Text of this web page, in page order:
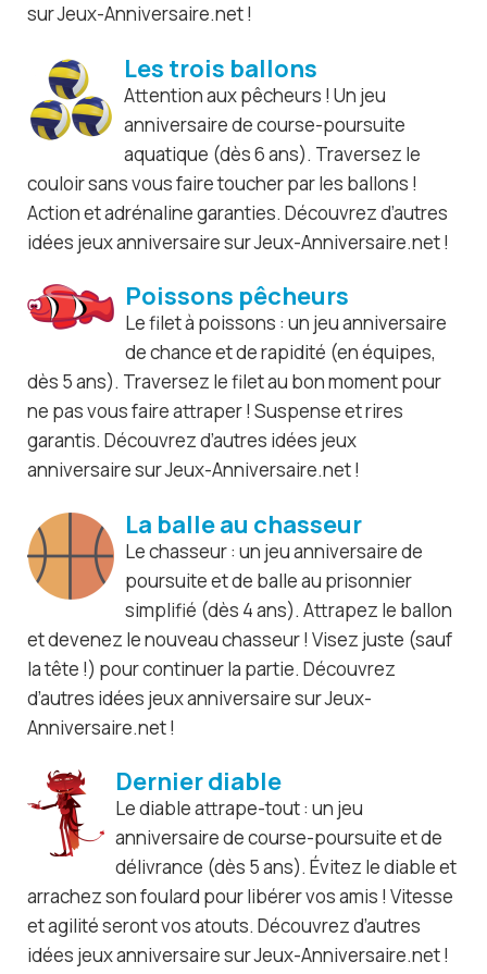
sur Jeux-Anniversaire.net !
Les trois ballons
Attention aux pêcheurs ! Un jeu
anniversaire de course-poursuite
aquatique (dès 6 ans). Traversez le
couloir sans vous faire toucher par les ballons !
Action et adrénaline garanties. Découvrez d’autres
idées jeux anniversaire sur Jeux-Anniversaire.net !
Poissons pêcheurs
Le filet à poissons : un jeu anniversaire
de chance et de rapidité (en équipes,
dès 5 ans). Traversez le filet au bon moment pour
ne pas vous faire attraper ! Suspense et rires
garantis. Découvrez d’autres idées jeux
anniversaire sur Jeux-Anniversaire.net !
La balle au chasseur
Le chasseur : un jeu anniversaire de
poursuite et de balle au prisonnier
simplifié (dès 4 ans). Attrapez le ballon
et devenez le nouveau chasseur ! Visez juste (sauf
la tête !) pour continuer la partie. Découvrez
d’autres idées jeux anniversaire sur Jeux-
Anniversaire.net !
Dernier diable
Le diable attrape-tout : un jeu
anniversaire de course-poursuite et de
délivrance (dès 5 ans). Évitez le diable et
arrachez son foulard pour libérer vos amis ! Vitesse
et agilité seront vos atouts. Découvrez d’autres
idées jeux anniversaire sur Jeux-Anniversaire.net !